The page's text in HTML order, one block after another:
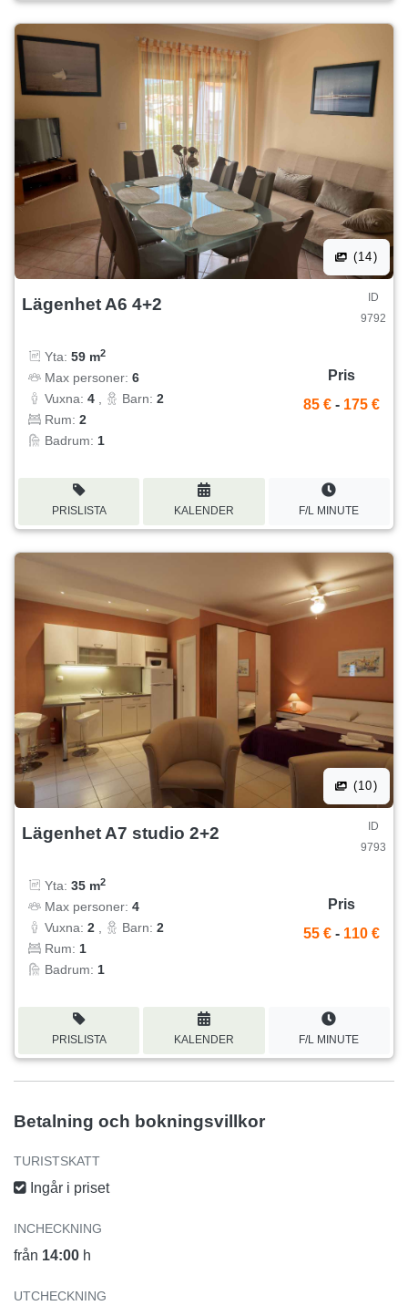
(14)
Lägenhet A6 4+2
ID
9792
Yta: 59 m2
Max personer: 6
Vuxna: 4 Barn: 2
Rum: 2
Badrum: 1
Pris
85 € - 175 €
PRISLISTA KALENDER F/L MINUTE
(10)
Lägenhet A7 studio 2+2
ID
9793
Yta: 35 m2
Max personer: 4
Vuxna: 2 Barn: 2
Rum: 1
Badrum: 1
Pris
55 € - 110 €
PRISLISTA KALENDER F/L MINUTE
Betalning och bokningsvillkor
TURISTSKATT
Ingår i priset
INCHECKNING
från 14:00 h
UTCHECKNING